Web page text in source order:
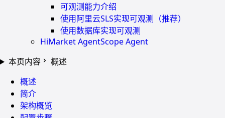
可观测能力介绍
使用阿里云SLS实现可观测（推荐）
使用数据库实现可观测
HiMarket AgentScope Agent
本页内容
概述
概述
简介
架构概览